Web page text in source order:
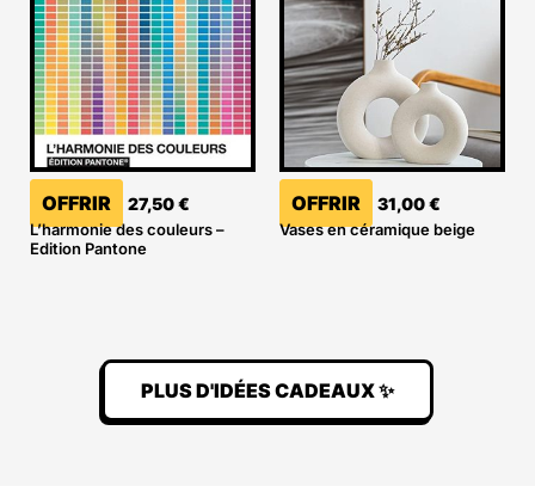
OFFRIR 27,50€
L’harmonie des couleurs –
Edition Pantone
OFFRIR 31,00€
Vases en céramique beige
PLUS D'IDÉES CADEAUX ✨